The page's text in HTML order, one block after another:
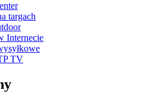
targach
Internecie
TV